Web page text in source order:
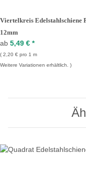
Viertelkreis Edelstahlschiene
12mm
ab 5,49 € *
2,20 € pro 1 m
Weitere Variationen erhältlich.